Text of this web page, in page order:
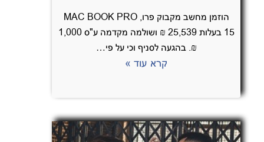
הוזמן מחשב מקבוק פרו, MAC BOOK PRO
15 בעלות 25,539 ₪ ושולמה מקדמה ע"ס 1,000
₪. בהגעה לסניף וכי על פי…
קרא עוד »